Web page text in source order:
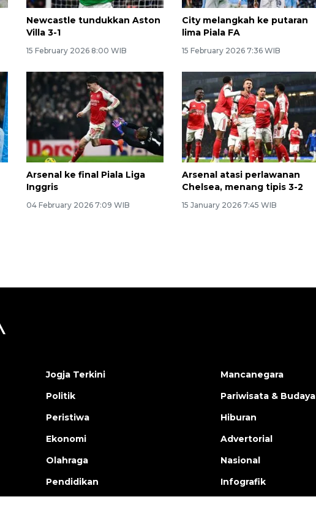
Newcastle tundukkan Aston
Villa 3-1
15 February 2026 8:00 WIB
City melangkah ke putaran
lima Piala FA
15 February 2026 7:36 WIB
Arsenal ke final Piala Liga
Inggris
04 February 2026 7:09 WIB
Arsenal atasi perlawanan
Chelsea, menang tipis 3-2
15 January 2026 7:45 WIB
Jogja Terkini
Politik
Peristiwa
Ekonomi
Olahraga
Pendidikan
Mancanegara
Pariwisata & Budaya
Hiburan
Advertorial
Nasional
Infografik